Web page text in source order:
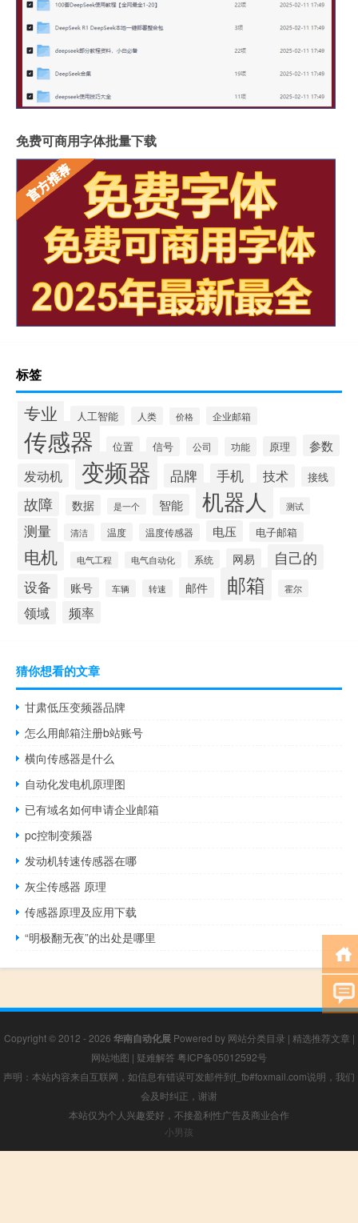
免费可商用字体批量下载
标签
专业 人工智能 人类 价格 企业邮箱
传感器 位置 信号 公司 功能 原理 参数
发动机 变频器 品牌 手机 技术 接线
故障 数据 是一个 智能 机器人 测试
测量 清洁 温度 温度传感器 电压 电子邮箱
电机 电气工程 电气自动化 系统 网易 自己的
设备 账号 车辆 转速 邮件 邮箱 霍尔
领域 频率
猜你想看的文章
甘肃低压变频器品牌
怎么用邮箱注册b站账号
横向传感器是什么
自动化发电机原理图
已有域名如何申请企业邮箱
pc控制变频器
发动机转速传感器在哪
灰尘传感器 原理
传感器原理及应用下载
“明极翻无夜”的出处是哪里
Copyright © 2012 - 2026 华南自动化展Powered by 网站分类目录 | 精选推荐文章 |
网站地图 | 疑难解答 粤ICP备05012592号
声明：本站内容来自互联网，如信息有错误可发邮件到f_fb#foxmail.com说明，我们
会及时纠正，谢谢
本站仅为个人兴趣爱好，不接盈利性广告及商业合作
小男孩